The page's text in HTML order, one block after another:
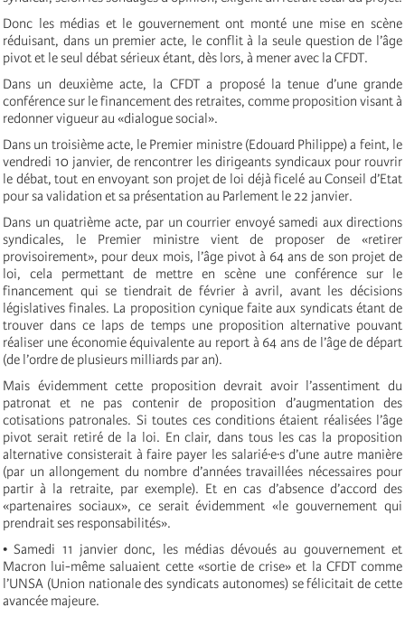
Donc les médias et le gouvernement ont monté une mise en scène
réduisant, dans un premier acte, le conflit à la seule question de l’âge
pivot et le seul débat sérieux étant, dès lors, à mener avec la CFDT.
Dans un deuxième acte, la CFDT a proposé la tenue d’une grande
conférence sur le financement des retraites, comme proposition visant à
redonner vigueur au «dialogue social».
Dans un troisième acte, le Premier ministre (Edouard Philippe) a feint, le
vendredi 10 janvier, de rencontrer les dirigeants syndicaux pour rouvrir
le débat, tout en envoyant son projet de loi déjà ficelé au Conseil d’Etat
pour sa validation et sa présentation au Parlement le 22 janvier.
Dans un quatrième acte, par un courrier envoyé samedi aux directions
syndicales, le Premier ministre vient de proposer de «retirer
provisoirement», pour deux mois, l’âge pivot à 64 ans de son projet de
loi, cela permettant de mettre en scène une conférence sur le
financement qui se tiendrait de février à avril, avant les décisions
législatives finales. La proposition cynique faite aux syndicats étant de
trouver dans ce laps de temps une proposition alternative pouvant
réaliser une économie équivalente au report à 64 ans de l’âge de départ
(de l’ordre de plusieurs milliards par an).
Mais évidemment cette proposition devrait avoir l’assentiment du
patronat et ne pas contenir de proposition d’augmentation des
cotisations patronales. Si toutes ces conditions étaient réalisées l’âge
pivot serait retiré de la loi. En clair, dans tous les cas la proposition
alternative consisterait à faire payer les salarié·e·s d’une autre manière
(par un allongement du nombre d’années travaillées nécessaires pour
partir à la retraite, par exemple). Et en cas d’absence d’accord des
«partenaires sociaux», ce serait évidemment «le gouvernement qui
prendrait ses responsabilités».
• Samedi 11 janvier donc, les médias dévoués au gouvernement et
Macron lui-même saluaient cette «sortie de crise» et la CFDT comme
l’UNSA (Union nationale des syndicats autonomes) se félicitait de cette
avancée majeure.